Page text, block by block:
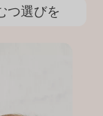
つ選びを